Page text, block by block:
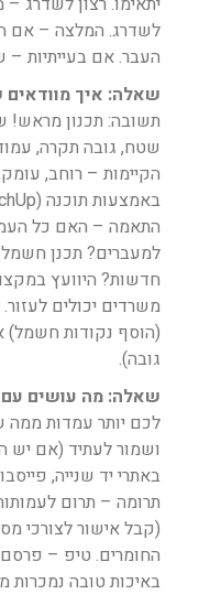
לשדרג. המלצה – אם
העבר. אם בעייתיות
שאלה: איך
תשובה: תכנון
שטח, גובה תקרה,
הקיימות – רוחב,
התאמה – האם כל
למעברים? תכנן
חדשות? היוועץ
משרדים יכולים
(הוסף נקודות
גובה).
שאלה: מה עושים עם
לכם יותר עמדות
ושמור לעתיד (אם יש
באתרי יד שנייה,
תרומה – תרום
(קבל אישור לצורכי
החומרים. טיפ –
באיכות טובה נמכרות מהר ב-20-40%